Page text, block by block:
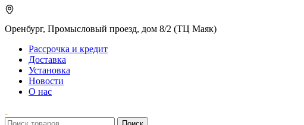
Оренбург, Промысловый проезд, дом 8/2 (ТЦ Маяк)
Рассрочка и кредит
Доставка
Установка
Новости
О нас